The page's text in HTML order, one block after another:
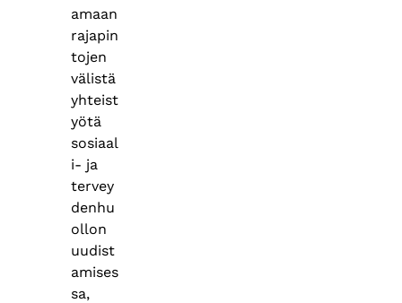
amaan
rajapin
tojen
välistä
yhteist
yötä
sosiaal
i- ja
tervey
denhu
ollon
uudist
amises
sa,